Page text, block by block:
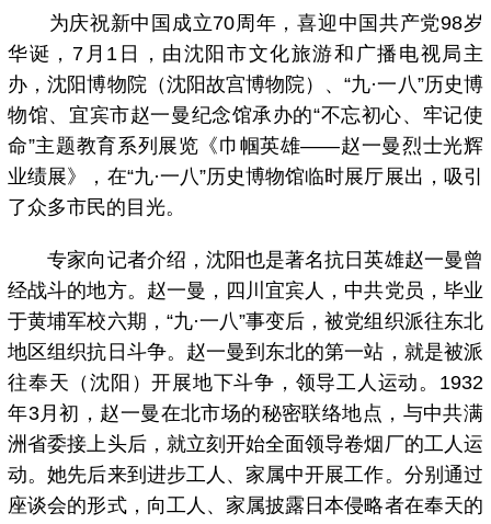
为庆祝新中国成立70周年，喜迎中国共产党98岁
华诞，7月1日，由沈阳市文化旅游和广播电视局主
办，沈阳博物院（沈阳故宫博物院）、“九·一八”历史博
物馆、宜宾市赵一曼纪念馆承办的“不忘初心、牢记使
命”主题教育系列展览《巾帼英雄——赵一曼烈士光辉
业绩展》，在“九·一八”历史博物馆临时展厅展出，吸引
了众多市民的目光。
专家向记者介绍，沈阳也是著名抗日英雄赵一曼曾
经战斗的地方。赵一曼，四川宜宾人，中共党员，毕业
于黄埔军校六期，“九·一八”事变后，被党组织派往东北
地区组织抗日斗争。赵一曼到东北的第一站，就是被派
往奉天（沈阳）开展地下斗争，领导工人运动。1932
年3月初，赵一曼在北市场的秘密联络地点，与中共满
洲省委接上头后，就立刻开始全面领导卷烟厂的工人运
动。她先后来到进步工人、家属中开展工作。分别通过
座谈会的形式，向工人、家属披露日本侵略者在奉天的